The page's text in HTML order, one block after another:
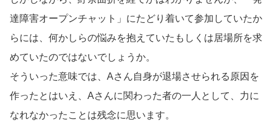
達障害オープンチャット」にたどり着いて参加していたか
らには、何かしらの悩みを抱えていたもしくは居場所を求
めていたのではないでしょうか。
そういった意味では、Aさん自身が退場させられる原因を
作ったとはいえ、Aさんに関わった者の一人として、力に
なれなかったことは残念に思います。